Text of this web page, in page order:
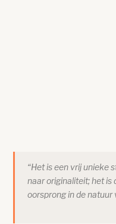
“Het is een vrij unieke
naar originaliteit; het is
oorsprong in de natuur